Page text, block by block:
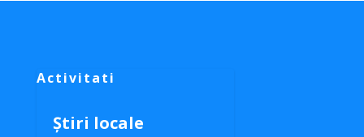
Activitati
Știri locale